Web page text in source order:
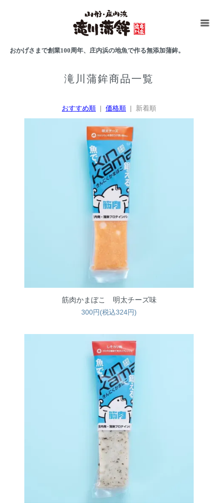
おかげさまで創業100周年、庄内浜の地魚で作る無添加蒲鉾。
滝川蒲鉾商品一覧
おすすめ順 | 価格順 | 新着順
筋肉かまぼこ 明太チーズ味
300円(税込324円)